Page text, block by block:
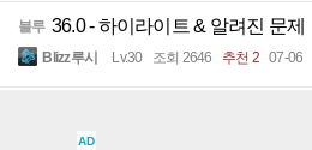
블루 36.0 - 하이라이트 & 알려진 문제
Blizz루시 Lv.30 조회 2646 추천 2 07-06
(7/14 생방송 안내) 스트리머컵 -
AD